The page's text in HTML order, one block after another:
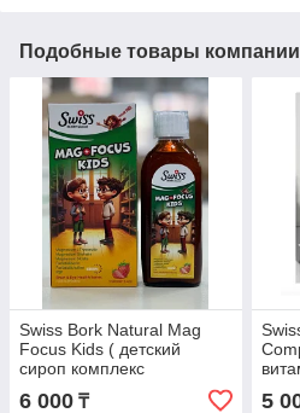
Подобные товары компании
Swiss Bork Natural Mag
Focus Kids ( детский
сироп комплекс
витаминов с магнием )
150 ml
6 000 ₸ 5